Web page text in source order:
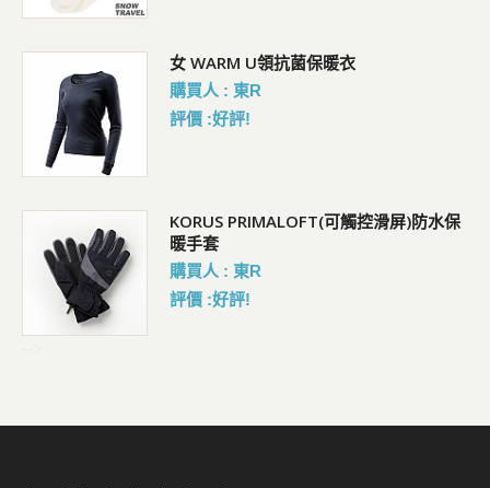
女 WARM U領抗菌保暖衣
購買人 : 東R
評價 :好評!
KORUS PRIMALOFT(可觸控滑屏)防水保
暖手套
購買人 : 東R
評價 :好評!